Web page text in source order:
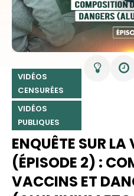
VIDÉOS
CENSURÉES
VIDÉOS
PUBLIQUES
ENQUÊTE SUR
(ÉPISODE 2) :
VACCINS ET